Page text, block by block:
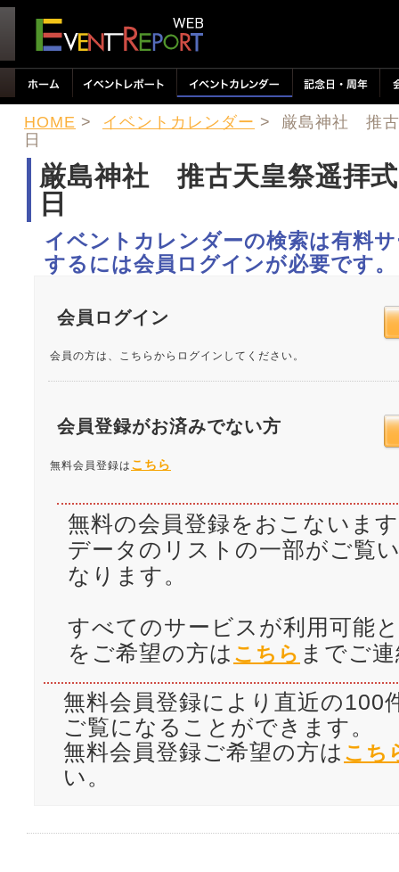
HOME > イベントカレンダー > 厳島神社 推
日
厳島神社 推古天皇祭遥拝
日
イベントカレンダーの検索は有料
するには会員ログインが必要です。
会員ログイン
会員の方は、こちらからログインしてください。
会員登録がお済みでない方
無料会員登録は こちら
無料の会員登録をおこないま
データのリストの一部がご覧
なります。
すべてのサービスが利用可能
をご希望の方は こちら までご
無料会員登録により直近の100
ご覧になることができます。
無料会員登録ご希望の方は こち
い。